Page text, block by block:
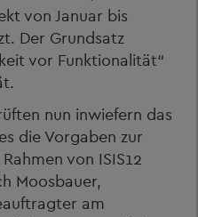
von Januar bis
Der Grundsatz
vor Funktionalität“
nun inwiefern das
die Vorgaben zur
von ISIS12
Moosbauer,
am